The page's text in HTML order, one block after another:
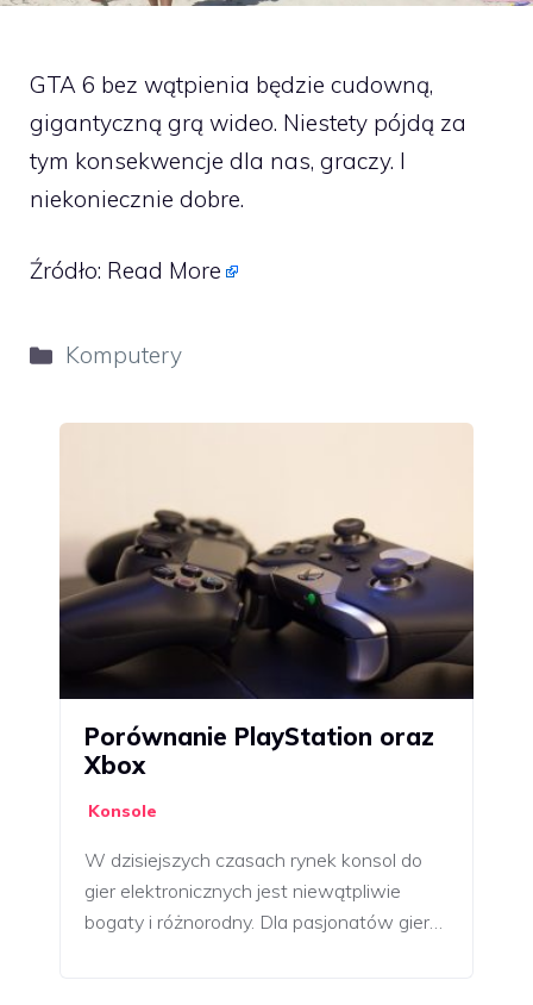
GTA 6 bez wątpienia będzie cudowną,
gigantyczną grą wideo. Niestety pójdą za
tym konsekwencje dla nas, graczy. I
niekoniecznie dobre.
Źródło: Read More
Kategorie
Komputery
Porównanie PlayStation oraz
Xbox
Konsole
W dzisiejszych czasach rynek konsol do
gier elektronicznych jest niewątpliwie
bogaty i różnorodny. Dla pasjonatów gier…